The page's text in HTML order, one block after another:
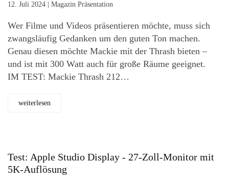
12. Juli 2024 Magazin Präsentation
Wer Filme und Videos präsentieren möchte, muss sich
zwangsläufig Gedanken um den guten Ton machen.
Genau diesen möchte Mackie mit der Thrash bieten –
und ist mit 300 Watt auch für große Räume geeignet.
IM TEST: Mackie Thrash 212…
weiterlesen
Test: Apple Studio Display - 27-Zoll-Monitor mit
5K-Auflösung